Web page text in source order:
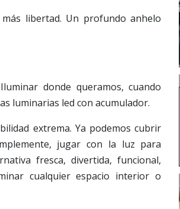
libertad. Un profundo anhelo
donde queramos, cuando
luminarias led con acumulador.
extrema. Ya podemos cubrir
jugar con la luz para
fresca, divertida, funcional,
cualquier espacio interior o